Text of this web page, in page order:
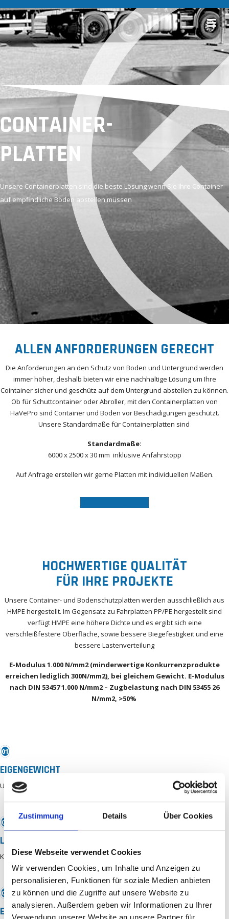
Zustimmung Details Über Cookies
Diese Webseite verwendet Cookies
Wir verwenden Cookies, um Inhalte und Anzeigen zu
personalisieren, Funktionen für soziale Medien anbieten
zu können und die Zugriffe auf unsere Website zu
analysieren. Außerdem geben wir Informationen zu Ihrer
CONTAINER-
PLATTEN
Unsere Containerplatten sind die beste Lösung wenn Sie Ihre Container
auf empfindliche Böden abstellen müssen
ALLEN ANFORDERUNGEN GERECHT
Die Anforderungen an den Schutz von Boden und Untergrund werden
immer höher, deshalb bieten wir eine nachhaltige Lösung um Ihre
Cointainer sicher und geschütz auf dem Untergrund abstellen zu können.
Ob für Schuttcontainer oder Abroller, mit den Containerplatten von
HaVePro sind Container und Boden vor Beschädigungen geschützt.
Unsere Standardmaße für Containerplatten sind
Standardmaße:
6000 x 2500 x 30 mm inklusive Anfahrstopp
Auf Anfrage erstellen wir gerne Platten mit individuellen Maßen.
HOCHWERTIGE QUALITÄT
FÜR IHRE PROJEKTE
Unsere Container- und Bodenschutzplatten werden ausschließlich aus
HMPE hergestellt. Im Gegensatz zu Fahrplatten PP/PE hergestellt sind
verfügt HMPE eine höhere Dichte und es ergibt sich eine
verschleißfestere Oberfläche, sowie bessere Biegefestigkeit und eine
bessere Lastenverteilung
E-Modulus 1.000 N/mm2 (minderwertige Konkurrenzprodukte
erreichen lediglich 300N/mm2), bei gleichem Gewicht. E-Modulus
nach DIN 53457 1.000 N/mm2 – Zugbelastung nach DIN 53455 26
N/mm2, >50%
01
EIGENGEWICHT
Unter 19Kg pro m2 bei 20mm Stärke
02
LANGLEBIGKEIT
Kein rosten oder faulen
03
EIGENSCHAFTEN